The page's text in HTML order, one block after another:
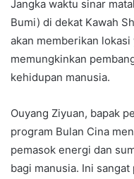
Jangka waktu sinar
Bumi) di dekat Kawah
akan memberikan
memungkinkan
kehidupan manusia.
Ouyang Ziyuan, bapak
program Bulan Cina
pemasok energi dan
bagi manusia. Ini